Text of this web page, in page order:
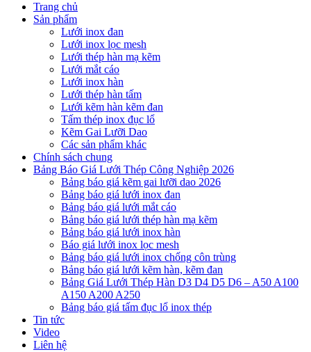
Trang chủ
Sản phẩm
Lưới inox đan
Lưới inox lọc mesh
Lưới thép hàn mạ kẽm
Lưới mắt cáo
Lưới inox hàn
Lưới thép hàn tấm
Lưới kẽm hàn kẽm đan
Tấm thép inox đục lổ
Kẽm Gai Lưỡi Dao
Các sản phẩm khác
Chính sách chung
Bảng Báo Giá Lưới Thép Công Nghiệp 2026
Bảng báo giá kẽm gai lưỡi dao 2026
Bảng báo giá lưới inox đan
Bảng báo giá lưới mắt cáo
Bảng báo giá lưới thép hàn mạ kẽm
Bảng báo giá lưới inox hàn
Báo giá lưới inox lọc mesh
Bảng báo giá lưới inox chống côn trùng
Bảng báo giá lưới kẽm hàn, kẽm đan
Bảng Giá Lưới Thép Hàn D3 D4 D5 D6 – A50 A100
A150 A200 A250
Bảng báo giá tấm đục lổ inox thép
Tin tức
Video
Liên hệ